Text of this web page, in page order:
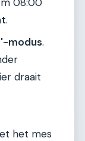
.
modus.
draait
het mes